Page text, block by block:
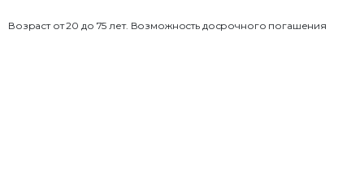
Возраст от 20 до 75 лет. Возможность досрочного погашения